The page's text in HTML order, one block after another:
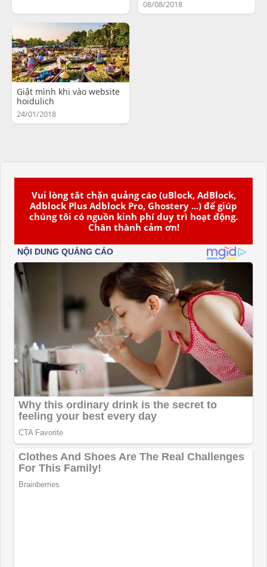
Vui lòng tắt chặn quảng cáo (uBlock, AdBlock,
Adblock Plus Adblock Pro, Ghostery ...) để giúp
chúng tôi có nguồn kinh phí duy trì hoạt động.
Chân thành cảm ơn!
08/08/2018
Giật mình khi vào website
hoidulich
24/01/2018